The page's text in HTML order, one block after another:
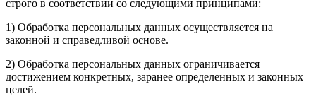
строго в соответствии со следующими принципами:
1) Обработка персональных данных осуществляется на
законной и справедливой основе.
2) Обработка персональных данных ограничивается
достижением конкретных, заранее определенных и законных
целей.